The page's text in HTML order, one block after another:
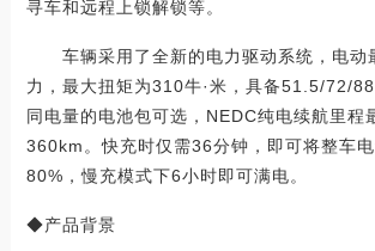
寻车和远程上锁解锁等。
车辆采用了全新的电力驱动系统，电动
力，最大扭矩为310牛·米，具备51.5/72/
同电量的电池包可选，NEDC纯电续航里程
360km。快充时仅需36分钟，即可将整车
80%，慢充模式下6小时即可满电。
◆产品背景